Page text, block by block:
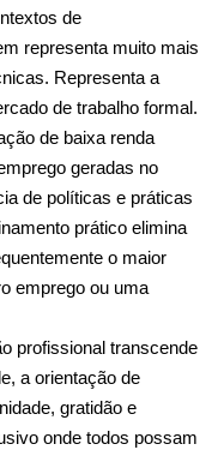
de
representa muito mais
Representa a
de trabalho formal.
de baixa renda
geradas no
de políticas e práticas
prático elimina
o maior
emprego ou uma
profissional transcende
a orientação de
gratidão e
onde todos possam